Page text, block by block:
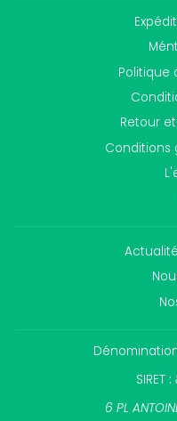
Politique
Retour
Conditions
SIRET :
6 PL